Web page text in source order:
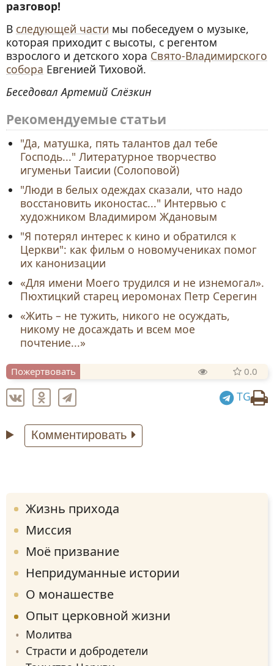
разговор!
В следующей части мы побеседуем о музыке,
которая приходит с высоты, с регентом
взрослого и детского хора Свято-Владимирского
собора Евгенией Тиховой.
Беседовал Артемий Слёзкин
Рекомендуемые статьи
"Да, матушка, пять талантов дал тебе
Господь..." Литературное творчество
игуменьи Таисии (Солоповой)
"Люди в белых одеждах сказали, что надо
восстановить иконостас..." Интервью с
художником Владимиром Ждановым
"Я потерял интерес к кино и обратился к
Церкви": как фильм о новомучениках помог
их канонизации
«Для имени Моего трудился и не изнемогал».
Пюхтицкий старец иеромонах Петр Серегин
«Жить – не тужить, никого не осуждать,
никому не досаждать и всем мое
почтение...»
Пожертвовать 0.0
TG
Комментировать
Жизнь прихода
Миссия
Моё призвание
Непридуманные истории
О монашестве
Опыт церковной жизни
Молитва
Страсти и добродетели